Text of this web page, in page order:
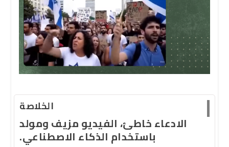
الخلاصة
الادعاء خاطئ، الفيديو مزيف ومولد
باستخدام الذكاء الاصطناعي.